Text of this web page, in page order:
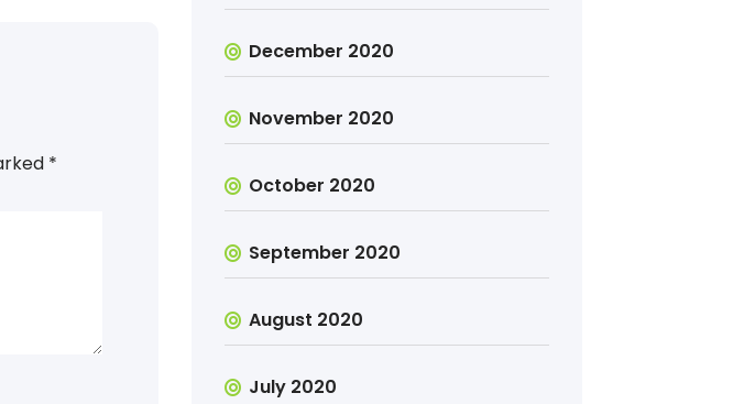
*
December 2020
November 2020
October 2020
September 2020
August 2020
July 2020